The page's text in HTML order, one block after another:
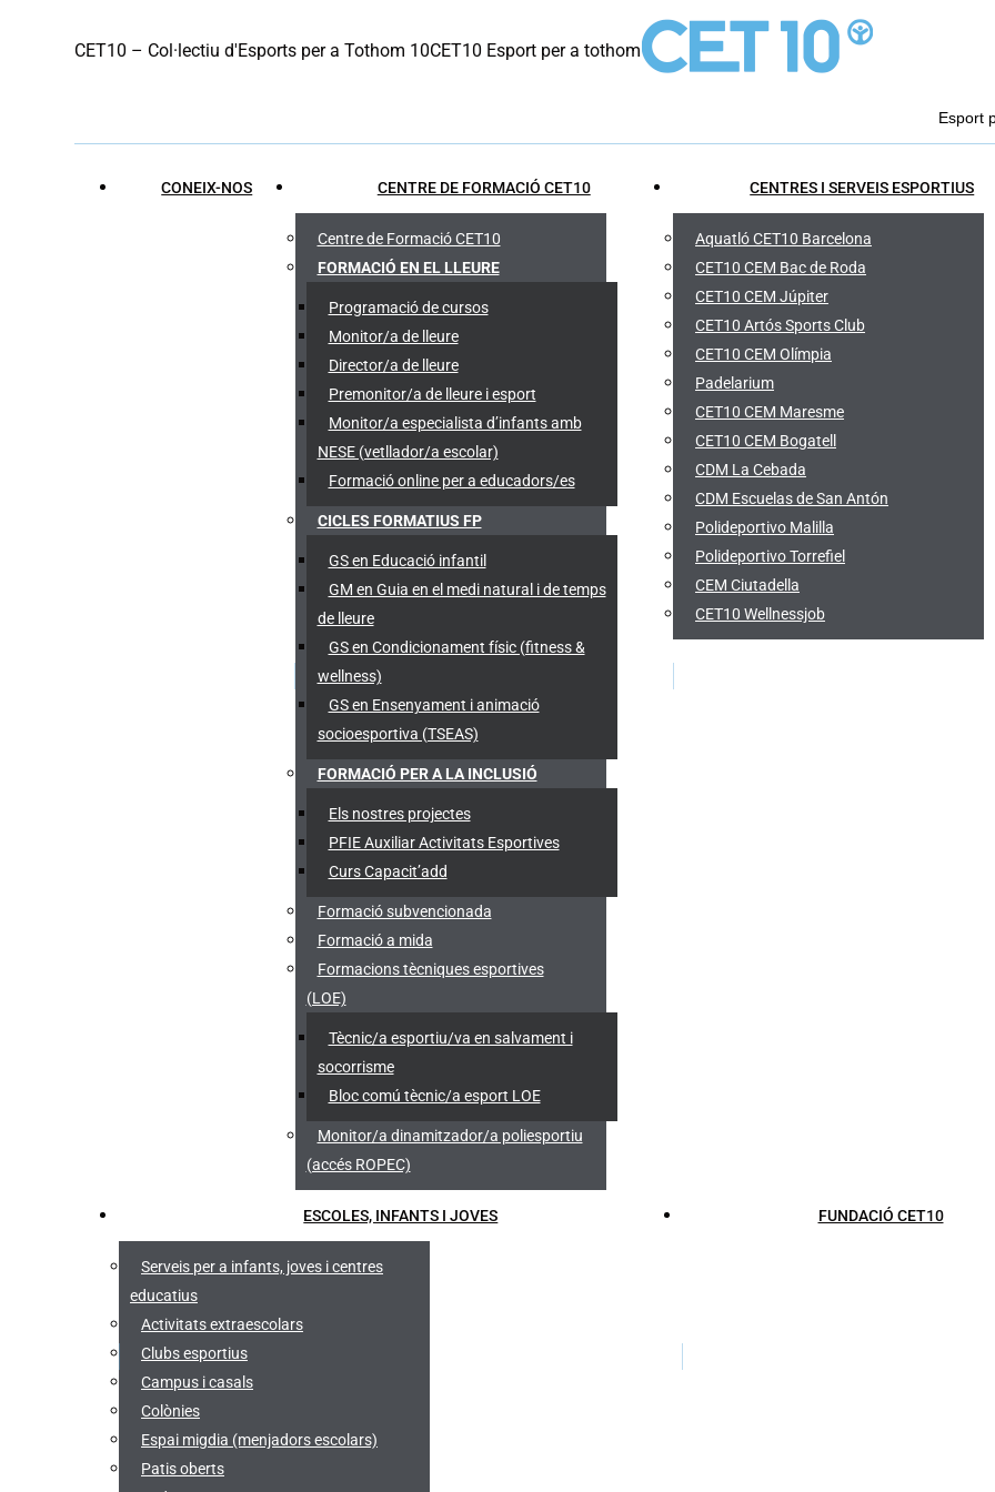
CET10 – Col·lectiu d'Esports per a Tothom 10CET10 Esport per a tothom
Esport
CONEIX-NOS CENTRE DE FORMACIÓ CET10
Centre de Formació CET10
FORMACIÓ EN EL LLEURE
Programació de cursos
Monitor/a de lleure
Director/a de lleure
Premonitor/a de lleure i esport
Monitor/a especialista d’infants amb
NESE (vetllador/a escolar)
Formació online per a educadors/es
CICLES FORMATIUS FP
GS en Educació infantil
GM en Guia en el medi natural i de temps
de lleure
GS en Condicionament físic (fitness &
wellness)
GS en Ensenyament i animació
socioesportiva (TSEAS)
FORMACIÓ PER A LA INCLUSIÓ
Els nostres projectes
PFIE Auxiliar Activitats Esportives
Curs Capacit’add
Formació subvencionada
Formació a mida
Formacions tècniques esportives
(LOE)
Tècnic/a esportiu/va en salvament i
socorrisme
Bloc comú tècnic/a esport LOE
Monitor/a dinamitzador/a poliesportiu
(accés ROPEC)
CENTRES I SERVEIS ESPORTIUS
Aquatló CET10 Barcelona
CET10 CEM Bac de Roda
CET10 CEM Júpiter
CET10 Artós Sports Club
CET10 CEM Olímpia
Padelarium
CET10 CEM Maresme
CET10 CEM Bogatell
CDM La Cebada
CDM Escuelas de San Antón
Polideportivo Malilla
Polideportivo Torrefiel
CEM Ciutadella
CET10 Wellnessjob
ESCOLES, INFANTS I JOVES
Serveis per a infants, joves i centres
educatius
Activitats extraescolars
Clubs esportius
Campus i casals
Colònies
Espai migdia (menjadors escolars)
Patis oberts
FUNDACIÓ CET10